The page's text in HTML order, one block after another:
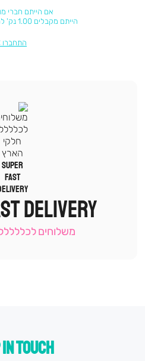
אם הייתם חברי
הייתם מקבלים 1.00 נק' למימוש ממש עכשיו
התחברו
|
תומכי
-
(9)
DELIVERY
משלוחים
TOUCH